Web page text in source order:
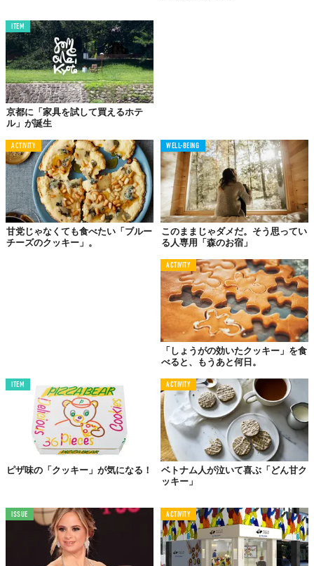
仕事としてやってる以上
大変なときもあります
おいしいと評判で、多くの人が太鼓判を押すほどのクッキーを作
るコレットさんですが、障害があるということで、偏見を持たれ
ることもしばしばあるんだそう。
「いらない、って言われるのが一番つらいですね。断られ
ることも乗り越えていかなきゃいけないんですが、街ゆく
人々は私のことを『おいしいクッキーが焼ける人』という
より『障害がある人』という風に見るんです」
ていました。
「私がおいしいクッキーを焼けるということに、最初はみ
ITEM
京都に「家具を試して買えるホテ
ル」が誕生
ACTIVITY
甘党じゃなくても食べたい「ブルー
チーズのクッキー」。
WELL-BEING
このままじゃダメだ。そう思ってい
る人専用「森のお宿」
ACTIVITY
「しょうがの効いたクッキー」を食
べると、もうあと何日。
ITEM
ピザ味の「クッキー」が気になる！
ACTIVITY
ベトナム人が泣いて喜ぶ「どん甘ク
ッキー」
ISSUE ACTIVITY